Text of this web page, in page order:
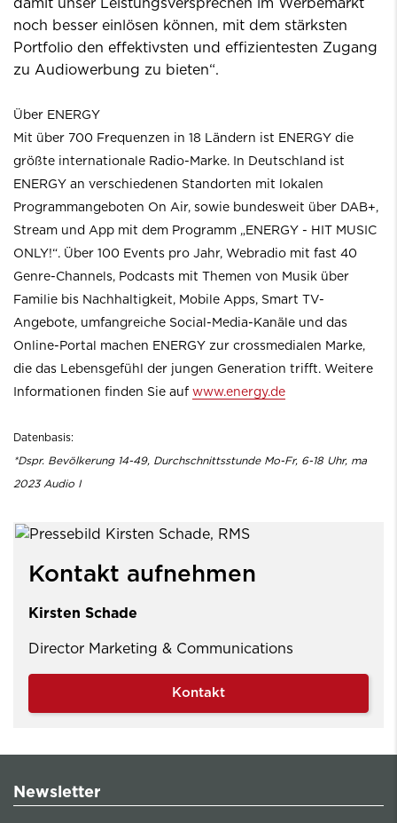
damit unser Leistungsversprechen im Werbemarkt
noch besser einlösen können, mit dem stärksten
Portfolio den effektivsten und effizientesten Zugang
zu Audiowerbung zu bieten“.
Über ENERGY
Mit über 700 Frequenzen in 18 Ländern ist ENERGY die
größte internationale Radio-Marke. In Deutschland ist
ENERGY an verschiedenen Standorten mit lokalen
Programmangeboten On Air, sowie bundesweit über DAB+,
Stream und App mit dem Programm „ENERGY - HIT MUSIC
ONLY!“. Über 100 Events pro Jahr, Webradio mit fast 40
Genre-Channels, Podcasts mit Themen von Musik über
Familie bis Nachhaltigkeit, Mobile Apps, Smart TV-
Angebote, umfangreiche Social-Media-Kanäle und das
Online-Portal machen ENERGY zur crossmedialen Marke,
die das Lebensgefühl der jungen Generation trifft. Weitere
Informationen finden Sie auf www.energy.de
Datenbasis:
*Dspr. Bevölkerung 14-49, Durchschnittsstunde Mo-Fr, 6-18 Uhr, ma
2023 Audio I
Kontakt aufnehmen
Kirsten Schade
Director Marketing & Communications
Kontakt
Newsletter